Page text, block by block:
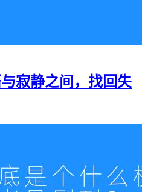
寂静之间，找回失